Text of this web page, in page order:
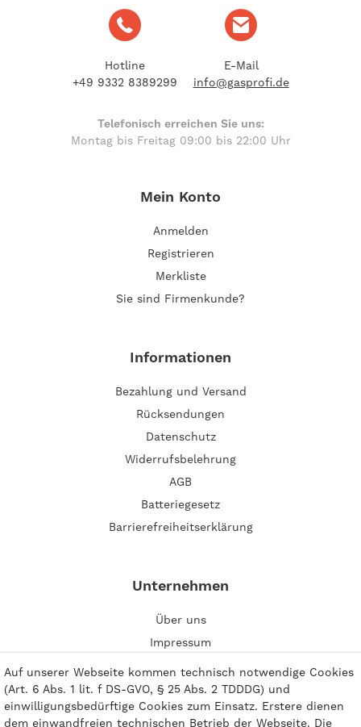
Hotline
+49 9332 8389299
E-Mail
info@gasprofi.de
Telefonisch erreichen Sie uns:
Montag bis Freitag 09:00 bis 22:00 Uhr
Mein Konto
Anmelden
Registrieren
Merkliste
Sie sind Firmenkunde?
Informationen
Bezahlung und Versand
Rücksendungen
Datenschutz
Widerrufsbelehrung
AGB
Batteriegesetz
Barrierefreiheitserklärung
Unternehmen
Über uns
Impressum
Kontakt
Auf unserer Webseite kommen technisch notwendige Cookies
(Art. 6 Abs. 1 lit. f DS-GVO, § 25 Abs. 2 TDDDG) und
einwilligungsbedürftige Cookies zum Einsatz. Erstere dienen
dem einwandfreien technischen Betrieb der Webseite. Die